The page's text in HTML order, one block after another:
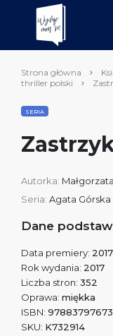
Strona główna
thriller polski
SERIA
Autorka:
Seria: Agata Górska
Dane
Data premiery:
Rok wydania: 2017
Liczba stron: 352
Oprawa: miękka
ISBN:
SKU: K732914